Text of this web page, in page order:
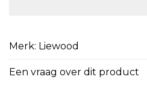
Merk: Liewood
Een vraag over dit product